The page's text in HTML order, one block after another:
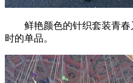
鲜艳颜色的针织套装青春
时的单品。